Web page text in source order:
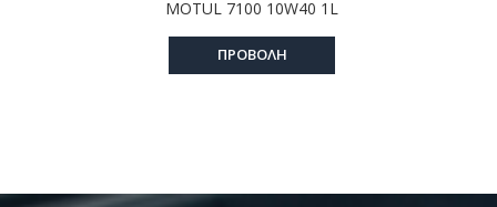
MOTUL 7100 10W40 1L
ΠΡΟΒΟΛΗ